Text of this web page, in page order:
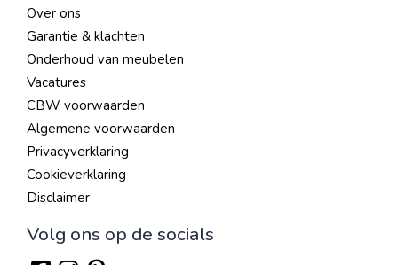
Over ons
Garantie & klachten
Onderhoud van meubelen
Vacatures
CBW voorwaarden
Algemene voorwaarden
Privacyverklaring
Cookieverklaring
Disclaimer
Volg ons op de socials